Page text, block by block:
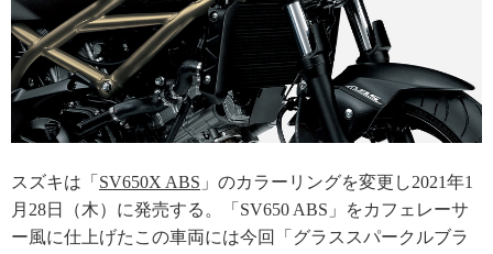
スズキは「 SV650X ABS 」のカラーリングを変更し2021年1
月28日（木）に発売する。「SV650 ABS」をカフェレーサ
ー風に仕上げたこの車両には今回「グラススパークルブラ